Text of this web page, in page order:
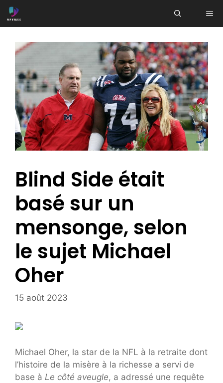
Aller
au
Blind Side était
basé sur un
mensonge, selon
le sujet Michael
Oher
15 août 2023
Michael Oher, la star de la NFL à la retraite dont
l’histoire de la misère à la richesse a servi de
base à Le côté aveugle, a adressé une requête